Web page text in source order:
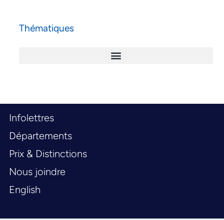
Thématiques
Infolettres
Départements
Prix & Distinctions
Nous joindre
English